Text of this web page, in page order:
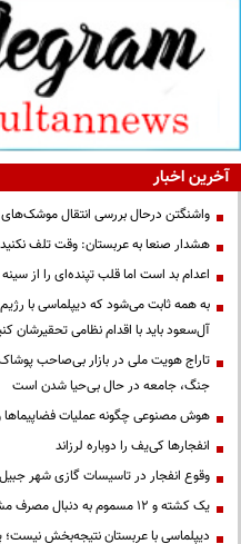
آخرین اخبار
واشنگتن درحال بررسی انتقال موشک‌های
هشدار صنعا به عربستان: وقت تلف نکنید
اعدام بد است اما قلب تپنده‌ای را از
به همه ثابت می‌شود که دیپلماسی با
آل‌سعود باید با اقدام نظامی تحقیرشان
تاراج هویت ملی در بازار بی‌صاحب
جنگ، جامعه در حال بی‌حیا شدن است
هوش مصنوعی چگونه عملیات فضاپیماها
انفجارها کی‌یف را دوباره لرزاند
وقوع انفجار در تاسیسات گازی شهر
یک کشته و ۱۲ مسموم به دنبال مصرف مشروبات الکلی در نیشابور
دیپلماسی با عربستان نتیجه‌بخش